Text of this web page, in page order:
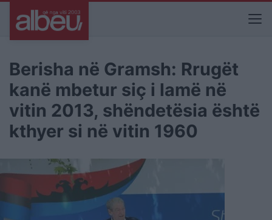
Berisha në Gramsh: Rrugët
kanë mbetur siç i lamë në
vitin 2013, shëndetësia është
kthyer si në vitin 1960